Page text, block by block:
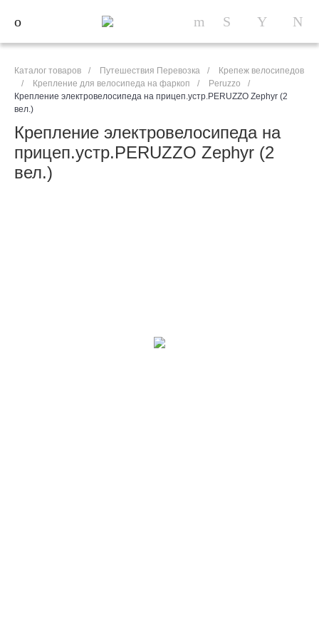
Каталог товаров / Путешествия Перевозка /
Крепеж велосипедов
/
Крепление для велосипеда на фаркоп / Peruzzo
/
Крепление электровелосипеда на прицеп.устр.PERUZZO Zephyr (2
вел.)
Крепление электровелосипеда на
прицеп.устр.PERUZZO Zephyr (2
вел.)